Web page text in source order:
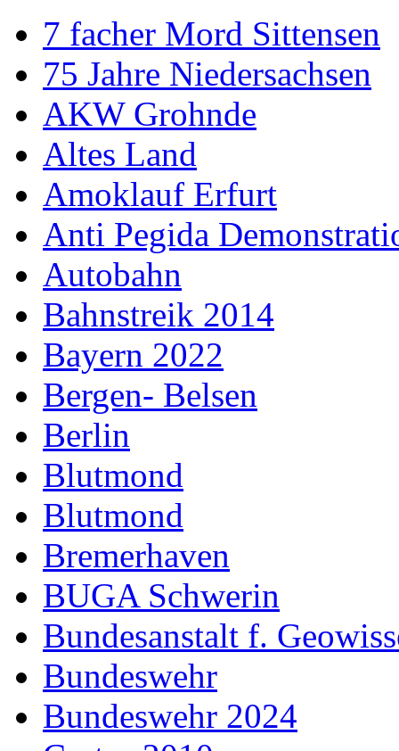
7 facher Mord Sittensen
75 Jahre Niedersachsen
AKW Grohnde
Altes Land
Amoklauf Erfurt
Anti Pegida
Autobahn
Bahnstreik 2014
Bayern 2022
Bergen- Belsen
Berlin
Blutmond
Blutmond
Bremerhaven
BUGA Schwerin
Bundesanstalt f.
Bundeswehr
Bundeswehr 2024